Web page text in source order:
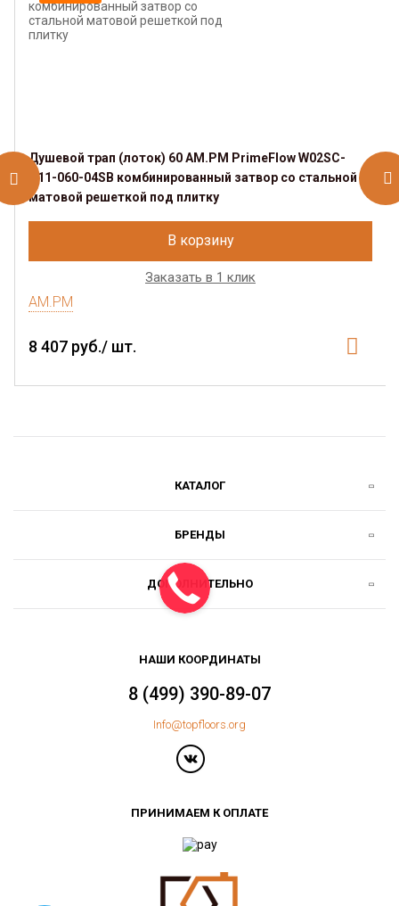
Душевой трап (лоток) 60 AM.PM PrimeFlow W02SC-
U11-060-04SB комбинированный затвор со стальной
матовой решеткой под плитку
В корзину
Заказать в 1 клик
AM.PM
8 407 руб./ шт.
КАТАЛОГ
БРЕНДЫ
ДОПОЛНИТЕЛЬНО
НАШИ КООРДИНАТЫ
8 (499) 390-89-07
Info@topfloors.org
ПРИНИМАЕМ К ОПЛАТЕ